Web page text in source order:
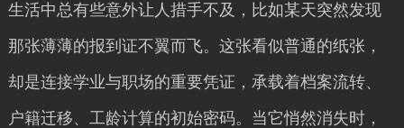
生活中总有些意外让人措手不及，比如某天突然发现
那张薄薄的报到证不翼而飞。这张看似普通的纸张，
却是连接学业与职场的重要凭证，承载着档案流转、
户籍迁移、工龄计算的初始密码。当它悄然消失时，